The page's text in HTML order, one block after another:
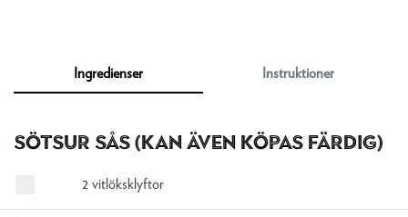
Ingredienser Instruktioner
Sötsur sås (kan även köpas färdig)
2 vitlöksklyftor